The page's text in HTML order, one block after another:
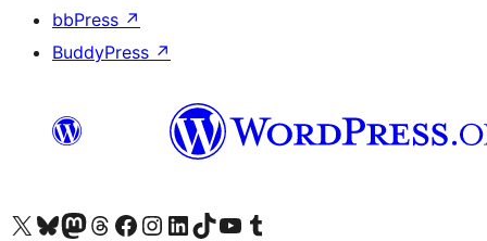
bbPress ↗
BuddyPress ↗
Visitá nuestra cuenta de X (anteriormente Twitter)
Visitá nuestra cuenta de Bluesky
Visitá nuestra cuenta de Mastodon
Visitá nuestra cuenta de Threads
Visitá nuestra página de Facebook
Visitá nuestra cuenta de Instagram
Visitá nuestra cuenta de LinkedIn
Visitá nuestra cuenta de TikTok
Visitá nuestro canal de YouTube
Visitá nuestra cuenta de Tumblr